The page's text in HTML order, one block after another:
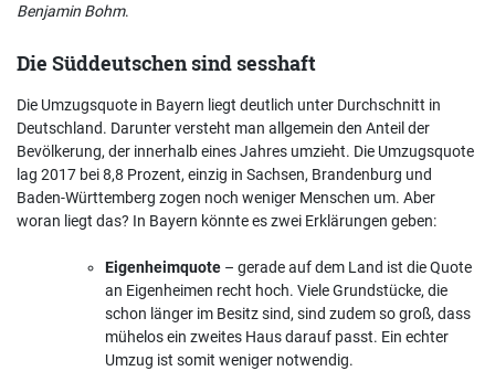
Benjamin Bohm.
Die Süddeutschen sind sesshaft
Die Umzugsquote in Bayern liegt deutlich unter Durchschnitt in
Deutschland. Darunter versteht man allgemein den Anteil der
Bevölkerung, der innerhalb eines Jahres umzieht. Die Umzugsquote
lag 2017 bei 8,8 Prozent, einzig in Sachsen, Brandenburg und
Baden-Württemberg zogen noch weniger Menschen um. Aber
woran liegt das? In Bayern könnte es zwei Erklärungen geben:
Eigenheimquote – gerade auf dem Land ist die Quote
an Eigenheimen recht hoch. Viele Grundstücke, die
schon länger im Besitz sind, sind zudem so groß, dass
mühelos ein zweites Haus darauf passt. Ein echter
Umzug ist somit weniger notwendig.